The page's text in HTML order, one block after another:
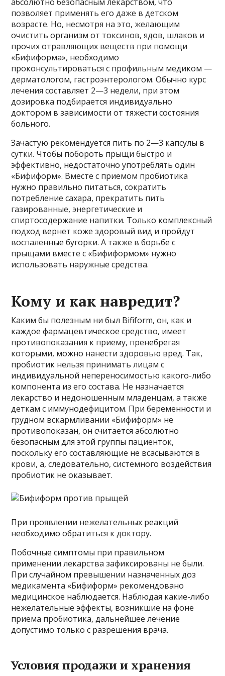
абсолютно безопасным лекарством, что
позволяет применять его даже в детском
возрасте. Но, несмотря на это, желающим
очистить организм от токсинов, ядов, шлаков и
прочих отравляющих веществ при помощи
«Бифиформа», необходимо
проконсультироваться с профильным медиком —
дерматологом, гастроэнтерологом. Обычно курс
лечения составляет 2—3 недели, при этом
дозировка подбирается индивидуально
доктором в зависимости от тяжести состояния
больного.
Зачастую рекомендуется пить по 2—3 капсулы в
сутки. Чтобы побороть прыщи быстро и
эффективно, недостаточно употреблять один
«Бифиформ». Вместе с приемом пробиотика
нужно правильно питаться, сократить
потребление сахара, прекратить пить
газированные, энергетические и
спиртосодержание напитки. Только комплексный
подход вернет коже здоровый вид и пройдут
воспаленные бугорки. А также в борьбе с
прыщами вместе с «Бифиформом» нужно
использовать наружные средства.
Кому и как навредит?
Каким бы полезным ни был Bifiform, он, как и
каждое фармацевтическое средство, имеет
противопоказания к приему, пренебрегая
которыми, можно нанести здоровью вред. Так,
пробиотик нельзя принимать лицам с
индивидуальной непереносимостью какого-либо
компонента из его состава. Не назначается
лекарство и недоношенным младенцам, а также
деткам с иммунодефицитом. При беременности и
грудном вскармливании «Бифиформ» не
противопоказан, он считается абсолютно
безопасным для этой группы пациенток,
поскольку его составляющие не всасываются в
крови, а, следовательно, системного воздействия
пробиотик не оказывает.
При проявлении нежелательных реакций
необходимо обратиться к доктору.
Побочные симптомы при правильном
применении лекарства зафиксированы не были.
При случайном превышении назначенных доз
медикамента «Бифиформ» рекомендовано
медицинское наблюдается. Наблюдая какие-либо
нежелательные эффекты, возникшие на фоне
приема пробиотика, дальнейшее лечение
допустимо только с разрешения врача.
Условия продажи и хранения